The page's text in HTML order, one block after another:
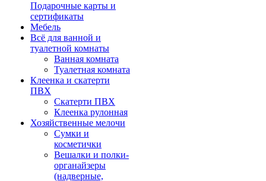
Подарочные карты и
сертификаты
Мебель
Всё для ванной и
туалетной комнаты
Ванная комната
Туалетная комната
Клеенка и скатерти
ПВХ
Скатерти ПВХ
Клеенка рулонная
Хозяйственные мелочи
Сумки и
косметички
Вешалки и полки-
органайзеры
(надверные,